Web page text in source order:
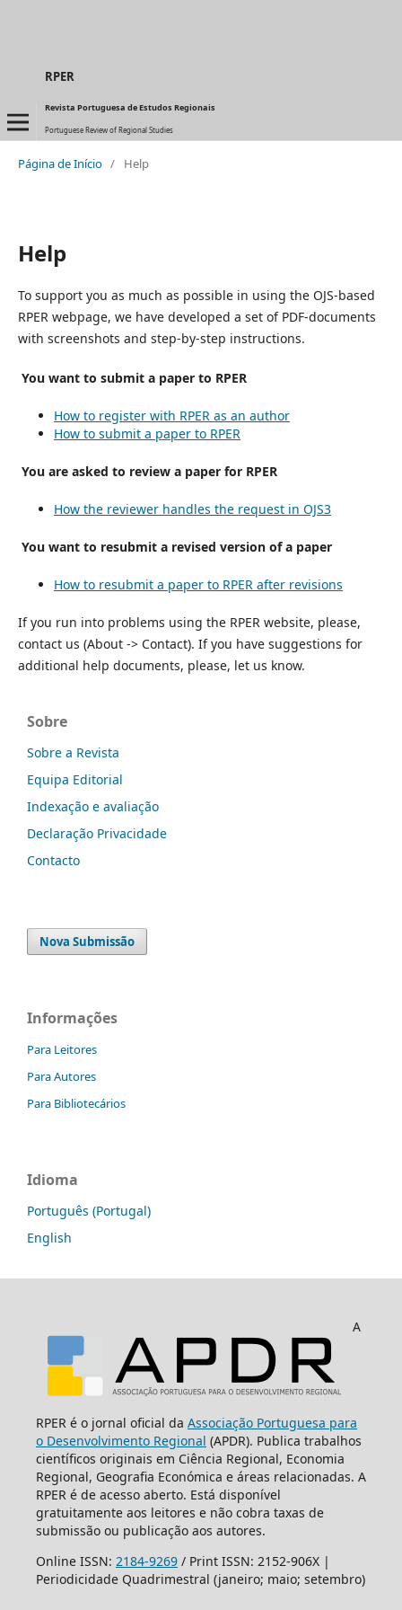
RPER
Revista Portuguesa de Estudos Regionais
Portuguese Review of Regional Studies
Página de Início / Help
Help
To support you as much as possible in using the OJS-based
RPER webpage, we have developed a set of PDF-documents
with screenshots and step-by-step instructions.
You want to submit a paper to RPER
How to register with RPER as an author
How to submit a paper to RPER
You are asked to review a paper for RPER
How the reviewer handles the request in OJS3
You want to resubmit a revised version of a paper
How to resubmit a paper to RPER after revisions
If you run into problems using the RPER website, please,
contact us (About -> Contact). If you have suggestions for
additional help documents, please, let us know.
Sobre
Sobre a Revista
Equipa Editorial
Indexação e avaliação
Declaração Privacidade
Contacto
Nova Submissão
Informações
Para Leitores
Para Autores
Para Bibliotecários
Idioma
Português (Portugal)
English
A
RPER é o jornal oficial da Associação Portuguesa para
o Desenvolvimento Regional (APDR). Publica trabalhos
científicos originais em Ciência Regional, Economia
Regional, Geografia Económica e áreas relacionadas. A
RPER é de acesso aberto. Está disponível
gratuitamente aos leitores e não cobra taxas de
submissão ou publicação aos autores.
Online ISSN: 2184-9269/ Print ISSN: 2152-906X |
Periodicidade Quadrimestral (janeiro; maio; setembro)